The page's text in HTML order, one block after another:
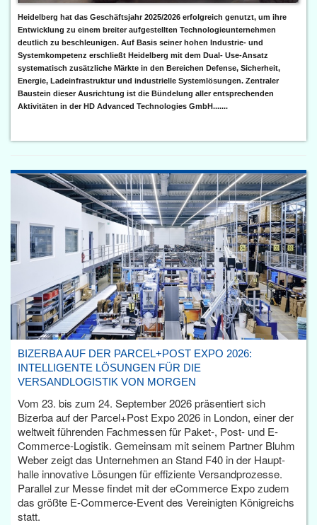
Heidelberg hat das Geschäftsjahr 2025/2026 erfolgreich genutzt, um ihre
Entwicklung zu einem breiter aufgestellten Technologieunternehmen
deutlich zu beschleunigen. Auf Basis seiner hohen Industrie- und
Systemkompetenz erschließt Heidelberg mit dem Dual- Use-Ansatz
systematisch zusätzliche Märkte in den Bereichen Defense, Sicherheit,
Energie, Ladeinfrastruktur und industrielle Systemlösungen. Zentraler
Baustein dieser Ausrichtung ist die Bündelung aller entsprechenden
Aktivitäten in der HD Advanced Technologies GmbH.......
BIZERBA AUF DER PARCEL+POST EXPO 2026:
INTELLIGENTE LÖSUNGEN FÜR DIE
VERSANDLOGISTIK VON MORGEN
Vom 23. bis zum 24. September 2026 präsentiert sich
Bizerba auf der Parcel+Post Expo 2026 in London, einer der
weltweit führenden Fachmessen für Paket-, Post- und E-
Commerce-Logistik. Gemeinsam mit seinem Partner Bluhm
Weber zeigt das Unternehmen an Stand F40 in der Haupt­
halle innovative Lösungen für effiziente Versandprozesse.
Parallel zur Messe findet mit der eCommerce Expo zudem
das größte E-Commerce-Event des Vereinigten Königreichs
statt.